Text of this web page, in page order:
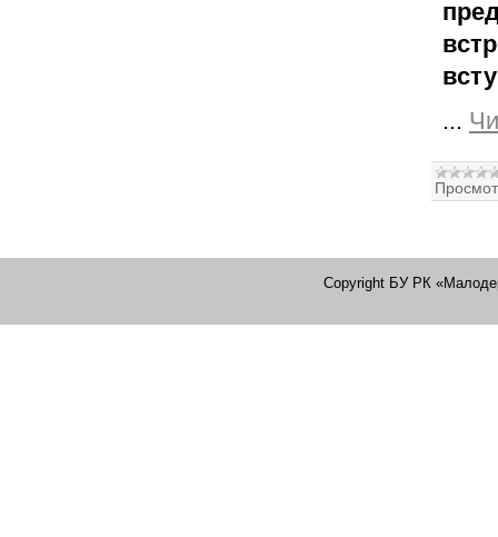
...
Copyright БУ РК